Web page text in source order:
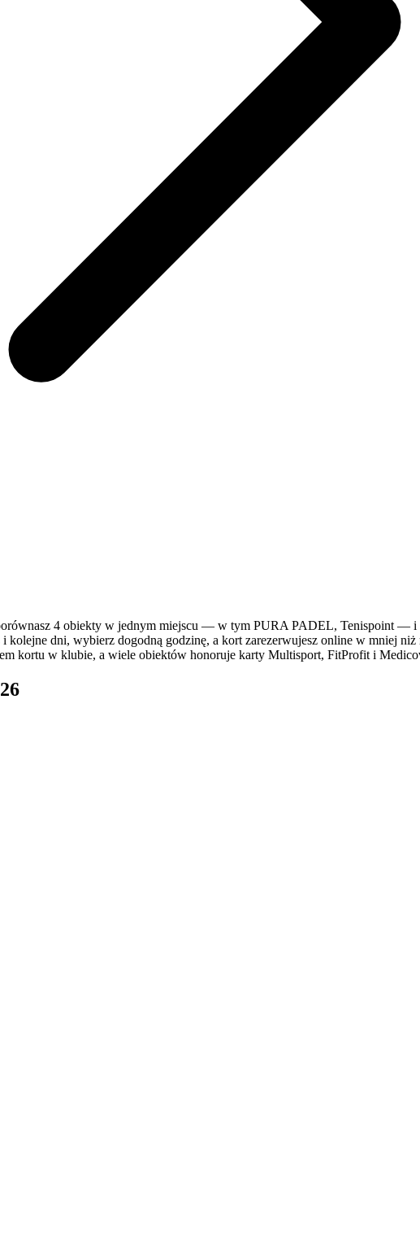
4 obiekty w jednym miejscu — w tym PURA PADEL, Tenispoint — i
dni, wybierz dogodną godzinę, a kort zarezerwujesz online w mniej niż
kortu w klubie, a wiele obiektów honoruje karty Multisport, FitProfit i